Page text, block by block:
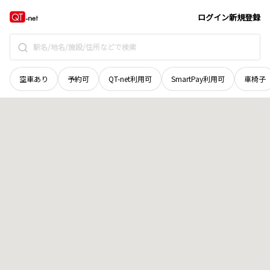
ログイン新規登録
空車あり 予約可 QT-net利用可 SmartPay利用可 車椅子
岡山県